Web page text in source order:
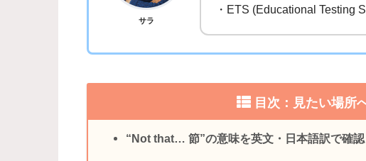
サラ
・ETS (Educational Testing
目次：見たい場所
“Not that… 節”の意味を英文・日本語訳で確認